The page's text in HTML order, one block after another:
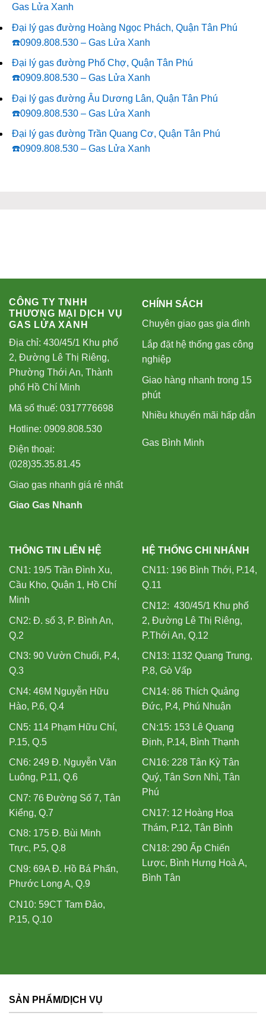
Gas Lửa Xanh
Đại lý gas đường Hoàng Ngọc Phách, Quận Tân Phú
☎️0909.808.530 – Gas Lửa Xanh
Đại lý gas đường Phố Chợ, Quận Tân Phú
☎️0909.808.530 – Gas Lửa Xanh
Đại lý gas đường Âu Dương Lân, Quận Tân Phú
☎️0909.808.530 – Gas Lửa Xanh
Đại lý gas đường Trần Quang Cơ, Quận Tân Phú
☎️0909.808.530 – Gas Lửa Xanh
CÔNG TY TNHH
THƯƠNG MẠI DỊCH VỤ
GAS LỬA XANH
Địa chỉ: 430/45/1 Khu phố
2, Đường Lê Thị Riêng,
Phường Thới An, Thành
phố Hồ Chí Minh
Mã số thuế: 0317776698
Hotline: 0909.808.530
Điện thoại:
(028)35.35.81.45
Giao gas nhanh giá rẻ nhất
Giao Gas Nhanh
CHÍNH SÁCH
Chuyên giao gas gia đình
Lắp đặt hệ thống gas công
nghiệp
Giao hàng nhanh trong 15
phút
Nhiều khuyến mãi hấp dẫn
Gas Bình Minh
THÔNG TIN LIÊN HỆ
CN1: 19/5 Trần Đình Xu,
Cầu Kho, Quận 1, Hồ Chí
Minh
CN2: Đ. số 3, P. Bình An,
Q.2
CN3: 90 Vườn Chuối, P.4,
Q.3
CN4: 46M Nguyễn Hữu
Hào, P.6, Q.4
CN5: 114 Phạm Hữu Chí,
P.15, Q.5
CN6: 249 Đ. Nguyễn Văn
Luông, P.11, Q.6
CN7: 76 Đường Số 7, Tân
Kiểng, Q.7
CN8: 175 Đ. Bùi Minh
Trực, P.5, Q.8
CN9: 69A Đ. Hồ Bá Phấn,
Phước Long A, Q.9
CN10: 59CT Tam Đảo,
P.15, Q.10
HỆ THỐNG CHI NHÁNH
CN11: 196 Bình Thới, P.14,
Q.11
CN12: 430/45/1 Khu phố
2, Đường Lê Thị Riêng,
P.Thới An, Q.12
CN13: 1132 Quang Trung,
P.8, Gò Vấp
CN14: 86 Thích Quảng
Đức, P.4, Phú Nhuận
CN:15: 153 Lê Quang
Định, P.14, Bình Thạnh
CN16: 228 Tân Kỳ Tân
Quý, Tân Sơn Nhì, Tân
Phú
CN17: 12 Hoàng Hoa
Thám, P.12, Tân Bình
CN18: 290 Ấp Chiến
Lược, Bình Hưng Hoà A,
Bình Tân
SẢN PHẨM/DỊCH VỤ